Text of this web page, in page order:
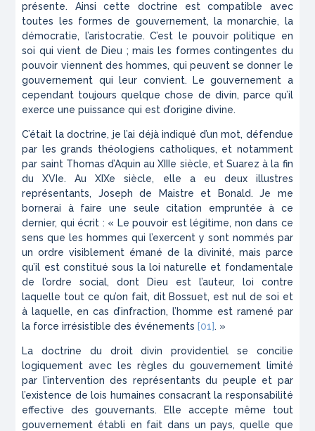
présente. Ainsi cette doctrine est compatible avec
toutes les formes de gouvernement, la monarchie, la
démocratie, l’aristocratie. C’est le pouvoir politique en
soi qui vient de Dieu ; mais les formes contingentes du
pouvoir viennent des hommes, qui peuvent se donner le
gouvernement qui leur convient. Le gouvernement a
cependant toujours quelque chose de divin, parce qu’il
exerce une puissance qui est d’origine divine.
C’était la doctrine, je l’ai déjà indiqué d’un mot, défendue
par les grands théologiens catholiques, et notamment
par saint Thomas d’Aquin au XIIIe siècle, et Suarez à la fin
du XVIe. Au XIXe siècle, elle a eu deux illustres
représentants, Joseph de Maistre et Bonald. Je me
bornerai à faire une seule citation empruntée à ce
dernier, qui écrit : « Le pouvoir est légitime, non dans ce
sens que les hommes qui l’exercent y sont nommés par
un ordre visiblement émané de la divinité, mais parce
qu’il est constitué sous la loi naturelle et fondamentale
de l’ordre social, dont Dieu est l’auteur, loi contre
laquelle tout ce qu’on fait, dit Bossuet, est nul de soi et
à laquelle, en cas d’infraction, l’homme est ramené par
la force irrésistible des événements [01]. »
La doctrine du droit divin providentiel se concilie
logiquement avec les règles du gouvernement limité
par l’intervention des représentants du peuple et par
l’existence de lois humaines consacrant la responsabilité
effective des gouvernants. Elle accepte même tout
gouvernement établi en fait dans un pays, quelle que